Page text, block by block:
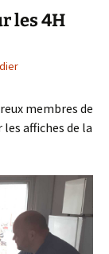
les 4H
membres de
affiches de la